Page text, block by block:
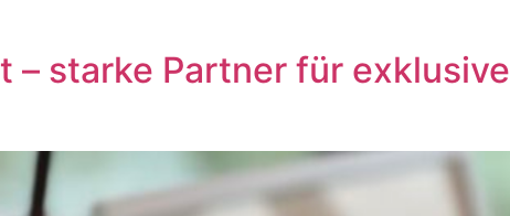
– starke Partner für exklusive